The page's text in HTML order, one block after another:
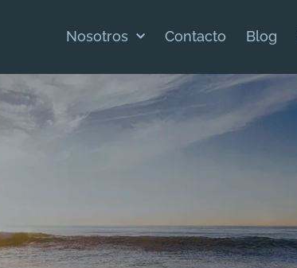
Nosotros Contacto Blog